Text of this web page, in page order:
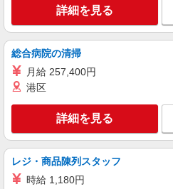
護福祉士1450円
千葉県千葉市
キープ
紹介予定派遣
株式会社トラストグロース 新宿本
ショートステイ
時給：1300円
詳細を見る
総合病院の清掃
月給 257,400円
港区
詳細を見る
レジ・商品陳列スタッフ
時給 1,180円